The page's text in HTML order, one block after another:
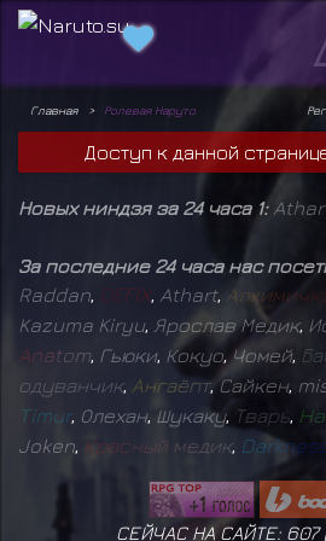
Главная Ролевая Наруто
Доступ к данной
Новых ниндзя за 24 часа 1:
За последние 24 часа нас
Raddan D EFIX, Athart, А лхимичк
Kazuma Kiryu Ярослав Медик,
Anatom Гьюки, Кокуо Чомей, Ба
одуванчик, Ангаёпт, Сайкен,
Timur, Олехан, Шукаку, Тварь Ha
Joken Красный медик, Darknes
СЕЙЧАС НА САЙТЕ: 607